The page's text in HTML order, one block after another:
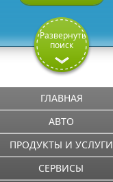
Развернуть
поиск
ГЛАВНАЯ
АВТО
ПРОДУКТЫ И УСЛУГИ
СЕРВИСЫ